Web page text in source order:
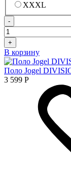
XXXL
-
+
В корзину
Поло Jogel
3 599 Р